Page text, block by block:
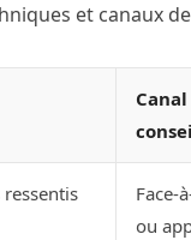
et canaux
Canal
Face-
ou